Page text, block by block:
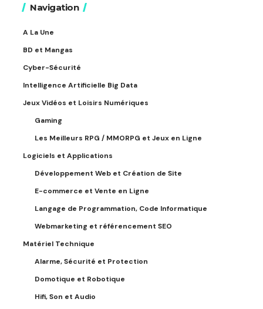
Navigation
A La Une
BD et Mangas
Cyber-Sécurité
Intelligence Artificielle Big Data
Jeux Vidéos et Loisirs Numériques
Gaming
Les Meilleurs RPG / MMORPG et Jeux en Ligne
Logiciels et Applications
Développement Web et Création de Site
E-commerce et Vente en Ligne
Langage de Programmation, Code Informatique
Webmarketing et référencement SEO
Matériel Technique
Alarme, Sécurité et Protection
Domotique et Robotique
Hifi, Son et Audio